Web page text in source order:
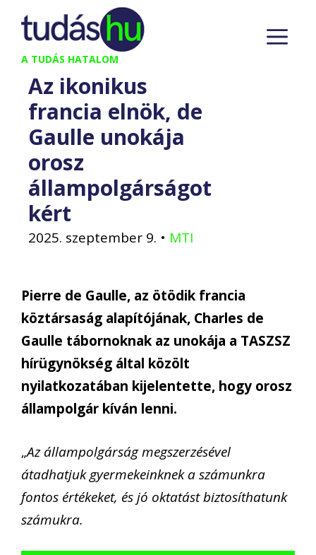
Kilépés
tartalomba
A TUDÁS HATALOM
Az ikonikus
francia elnök, de
Gaulle unokája
orosz
állampolgárságot
kért
2025. szeptember 9. • MTI
Pierre de Gaulle, az ötödik francia
köztársaság alapítójának, Charles de
Gaulle tábornoknak az unokája a TASZSZ
hírügynökség által közölt
nyilatkozatában kijelentette, hogy orosz
állampolgár kíván lenni.
„Az állampolgárság megszerzésével
átadhatjuk gyermekeinknek a számunkra
fontos értékeket, és jó oktatást biztosíthatunk
számukra.